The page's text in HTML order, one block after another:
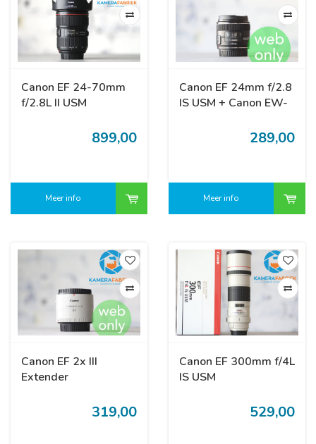
Canon EF 24-70mm
f/2.8L II USM
899,00
Meer info
Canon EF 24mm f/2.8
IS USM + Canon EW-
289,00
Meer info
Canon EF 2x III
Extender
319,00
Canon EF 300mm f/4L
IS USM
529,00